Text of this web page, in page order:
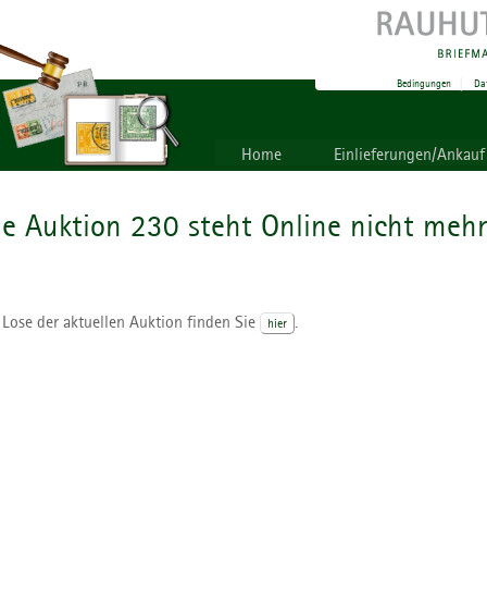
Bedingungen|
Home Einlieferungen/Ankauf
Auktion 230 steht Online nicht
der aktuellen Auktion finden Sie hier